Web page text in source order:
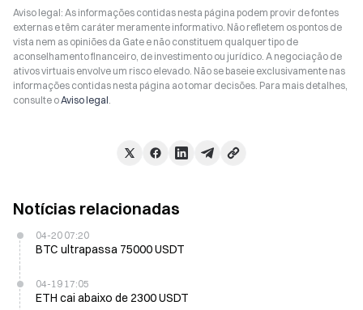
Aviso legal: As informações contidas nesta página podem provir de fontes
externas e têm caráter meramente informativo. Não refletem os pontos de
vista nem as opiniões da Gate e não constituem qualquer tipo de
aconselhamento financeiro, de investimento ou jurídico. A negociação de
ativos virtuais envolve um risco elevado. Não se baseie exclusivamente nas
informações contidas nesta página ao tomar decisões. Para mais detalhes,
consulte oAviso legal.
Notícias relacionadas
04-20 07:20
BTC ultrapassa 75000 USDT
04-19 17:05
ETH cai abaixo de 2300 USDT